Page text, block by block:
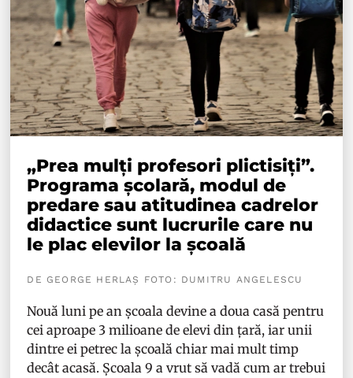
„Prea mulți profesori plictisiți”.
Programa școlară, modul de
predare sau atitudinea cadrelor
didactice sunt lucrurile care nu
le plac elevilor la școală
DE GEORGE HERLAȘ FOTO: DUMITRU ANGELESCU
Nouă luni pe an școala devine a doua casă pentru
cei aproape 3 milioane de elevi din țară, iar unii
dintre ei petrec la școală chiar mai mult timp
decât acasă. Școala 9 a vrut să vadă cum ar trebui